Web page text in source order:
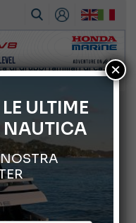
mare ad Aqaba
le novità attese a settembre
per il diportista
di Altagamma
ULTIME
NAUTICA
×